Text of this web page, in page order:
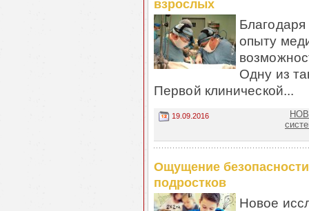
взрослых
опыту
Одну из
Первой клинической...
19.09.2016
Ощущение
подростков
Новое